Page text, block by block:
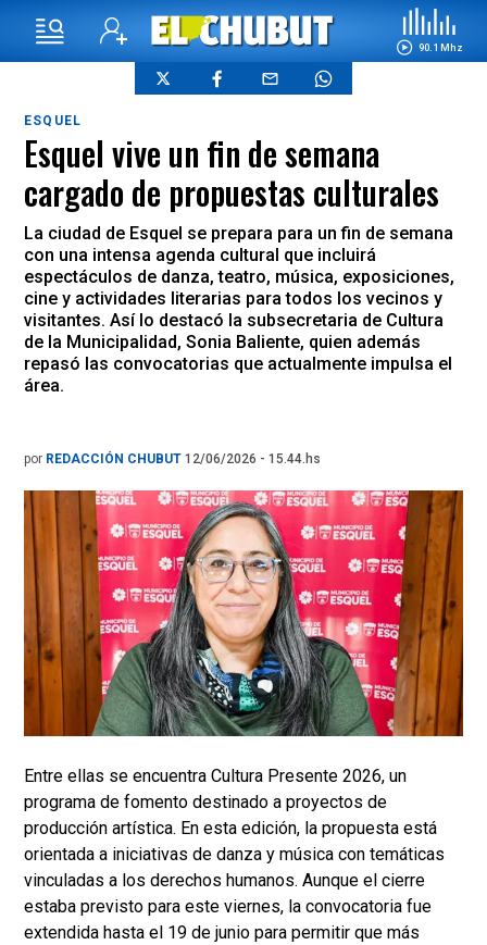
90.1 Mhz
ESQUEL
Esquel vive un fin de semana
cargado de propuestas culturales
La ciudad de Esquel se prepara para un fin de semana
con una intensa agenda cultural que incluirá
espectáculos de danza, teatro, música, exposiciones,
cine y actividades literarias para todos los vecinos y
visitantes. Así lo destacó la subsecretaria de Cultura
de la Municipalidad, Sonia Baliente, quien además
repasó las convocatorias que actualmente impulsa el
área.
por REDACCIÓN CHUBUT 12/06/2026 - 15.44.hs
Entre ellas se encuentra Cultura Presente 2026, un
programa de fomento destinado a proyectos de
producción artística. En esta edición, la propuesta está
orientada a iniciativas de danza y música con temáticas
vinculadas a los derechos humanos. Aunque el cierre
estaba previsto para este viernes, la convocatoria fue
extendida hasta el 19 de junio para permitir que más